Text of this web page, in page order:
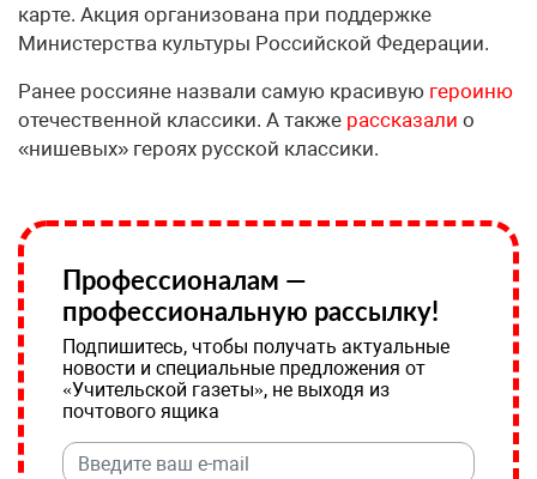
карте. Акция организована при поддержке
Министерства культуры Российской Федерации.
Ранее россияне назвали самую красивую героиню
отечественной классики. А также рассказали о
«нишевых» героях русской классики.
Профессионалам —
профессиональную рассылку!
Подпишитесь, чтобы получать актуальные
новости и специальные предложения от
«Учительской газеты», не выходя из
почтового ящика